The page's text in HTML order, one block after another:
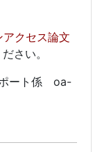
クセス論文
さい。
ート係 oa-